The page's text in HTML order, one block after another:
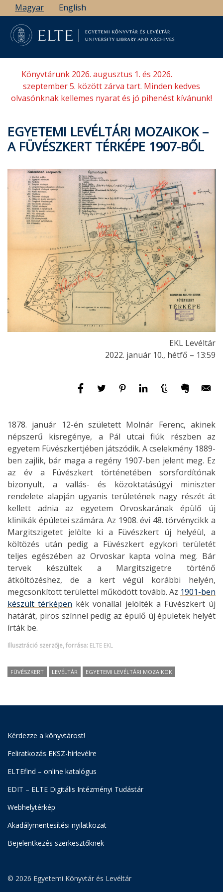
Ugrás
a
tartalomra
Magyar English
Könyvtárunk 2026. augusztus 1. és 2026.
szeptember 5. között zárva tart. Minden kedves
olvasónknak kellemes nyarat és jó pihenést kívánunk!
EGYETEMI LEVÉLTÁRI MOZAIKOK –
A FÜVÉSZKERT TÉRKÉPE 1907-BŐL
EKL Levéltár
2022. január 10., hétfő – 13:59
1878. január 12-én született Molnár Ferenc, akinek
népszerű kisregénye, a Pál utcai fiúk részben az
egyetem Füvészkertjében játszódik. A cselekmény 1889-
ben zajlik, bár maga a regény 1907-ben jelent meg. Ez
az év a Füvészkert történetében sorsfordítónak
bizonyult, a vallás- és közoktatásügyi miniszter
rendelete alapján ugyanis területének nagy részét át
kellett adnia az egyetem Orvoskarának épülő új
klinikák épületei számára. Az 1908. évi 48. törvénycikk a
Margitszigetet jelölte ki a Füvészkert új helyéül, a
költözés után pedig a Füvészkert egykori területét
teljes egészében az Orvoskar kapta volna meg. Bár
tervek készültek a Margitszigetre történő
átköltözéshez, de a kert végül korábbi helyén,
megcsonkított területtel működött tovább. Az 1901-ben
készült térképen kék vonallal jelölték a Füvészkert új
határát, piros színnel pedig az épülő új épületek helyét
írták be.
Illusztráció szerzője, forrása: ELTE EKL
FÜVÉSZKERT LEVÉLTÁR EGYETEMI LEVÉLTÁRI MOZAIKOK
Kérdezze a könyvtárost!
Feliratkozás EKSZ-hírlevélre
ELTEfind – online katalógus
EDIT – ELTE Digitális Intézményi Tudástár
Webhelytérkép
Akadálymentesítési nyilatkozat
Bejelentkezés szerkesztőknek
© 2026 Egyetemi Könyvtár és Levéltár